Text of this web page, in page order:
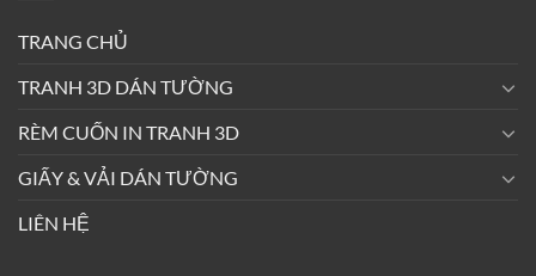
TRANG CHỦ
TRANH 3D DÁN TƯỜNG
RÈM CUỐN IN TRANH 3D
GIẤY & VẢI DÁN TƯỜNG
LIÊN HỆ